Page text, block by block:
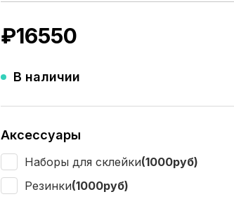
₽16550
В наличии
Аксессуары
Наборы для склейки(1000руб)
Резинки(1000руб)